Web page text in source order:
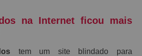
na Internet ficou mais
tem um site blindado para